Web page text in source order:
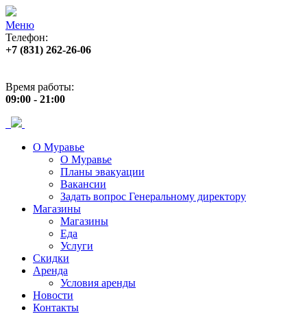
Меню
Телефон:
+7 (831) 262-26-06
Время работы:
09:00 - 21:00
О Муравье
О Муравье
Планы эвакуации
Вакансии
Задать вопрос Генеральному директору
Магазины
Магазины
Еда
Услуги
Скидки
Аренда
Условия аренды
Новости
Контакты